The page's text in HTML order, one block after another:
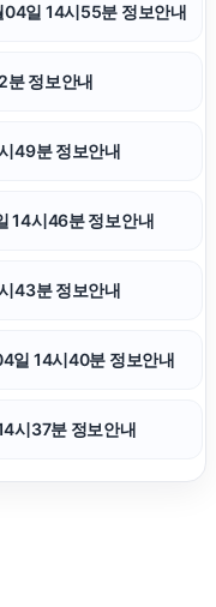
이혼변호사
트립닷컴할인코드
일 14시55분 정보안내
정보안내
49분 정보안내
14시46분 정보안내
43분 정보안내
일 14시40분 정보안내
시37분 정보안내